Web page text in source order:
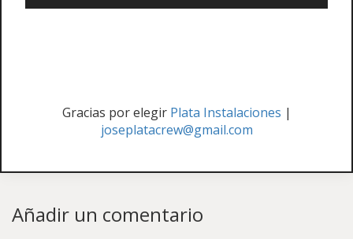
Gracias por elegir Plata Instalaciones |
joseplatacrew@gmail.com
Añadir un comentario